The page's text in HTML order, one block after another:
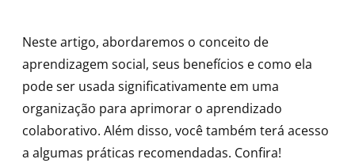
Neste artigo, abordaremos o conceito de
aprendizagem social, seus benefícios e como ela
pode ser usada significativamente em uma
organização para aprimorar o aprendizado
colaborativo. Além disso, você também terá acesso
a algumas práticas recomendadas. Confira!